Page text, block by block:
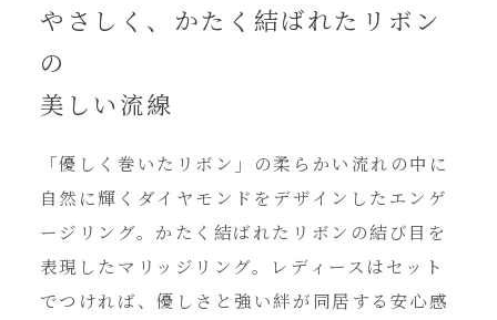
やさしく、かたく結ばれたリボン
の
美しい流線
「優しく巻いたリボン」の柔らかい流れの中に
自然に輝くダイヤモンドをデザインしたエンゲ
ージリング。かたく結ばれたリボンの結び目を
表現したマリッジリング。レディースはセット
でつければ、優しさと強い絆が同居する安心感